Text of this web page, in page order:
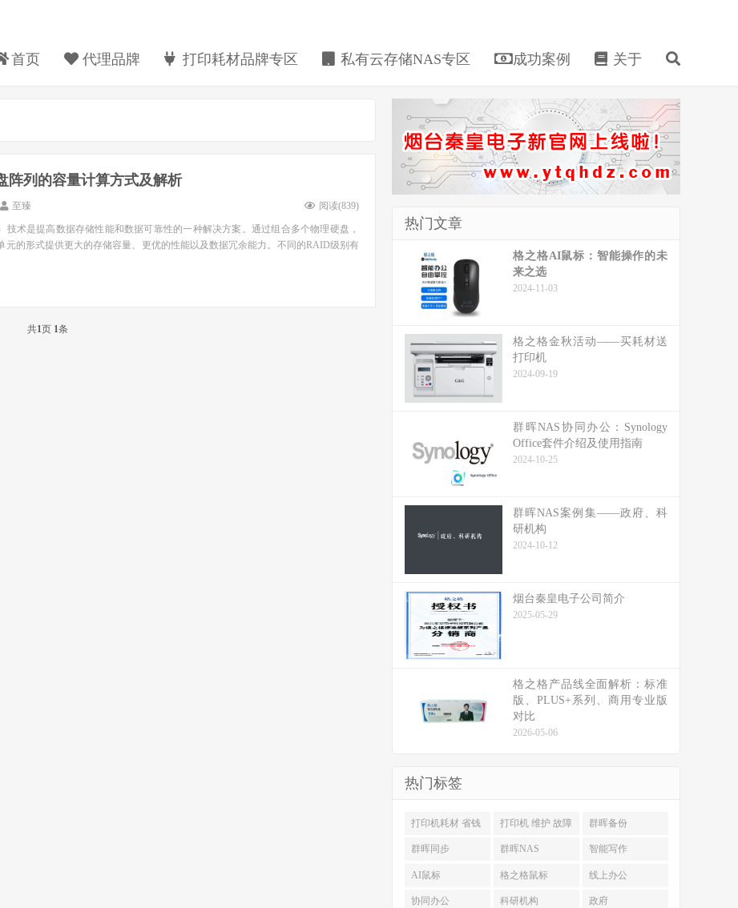
首页 代理品牌 打印耗材品牌专区 私有云存储NAS专区 成功案例 关于
阵列的容量计算方式及解析
至臻 阅读(839)
技术是提高数据存储性能和数据可靠性的一种解决方案。通过组合多个物理硬盘，
元的形式提供更大的存储容量、更优的性能以及数据冗余能力。不同的RAID级别有
共1页 1条
热门文章
格之格AI鼠标：智能操作的未
来之选
2024-11-03
格之格金秋活动——买耗材送
打印机
2024-09-19
群晖NAS协同办公：Synology
Office套件介绍及使用指南
2024-10-25
群晖NAS案例集——政府、科
研机构
2024-10-12
烟台秦皇电子公司简介
2025-05-29
格之格产品线全面解析：标准
版、PLUS+系列、商用专业版
对比
2026-05-06
热门标签
打印机耗材 省钱 打印机 维护 故障
排查
群晖备份
群晖同步 群晖NAS 智能写作
AI鼠标 格之格鼠标 线上办公
协同办公 科研机构 政府